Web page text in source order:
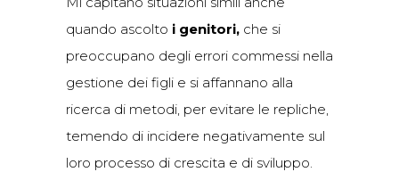
quando ascolto i genitori, che si
preoccupano degli errori commessi nella
gestione dei figli e si affannano alla
ricerca di metodi, per evitare le repliche,
temendo di incidere negativamente sul
loro processo di crescita e di sviluppo.